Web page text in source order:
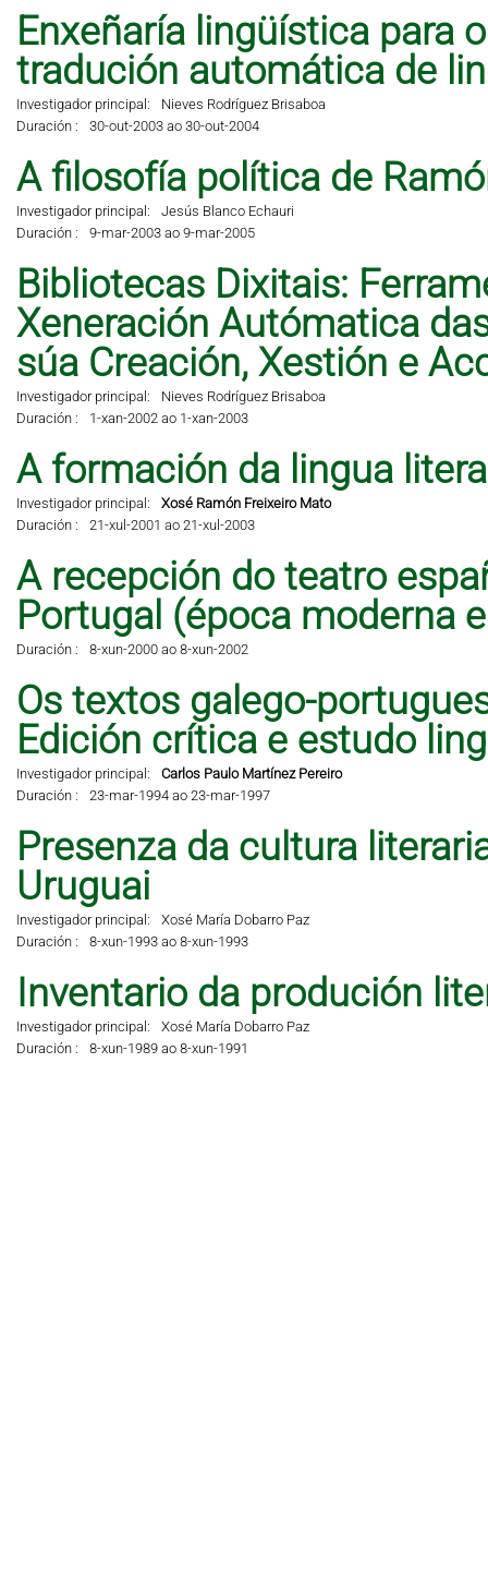
Enxeñaría lingüística para
tradución automática de
Investigador principal:
Nieves Rodríguez Brisaboa
Duración :
30-out-2003 ao 30-out-2004
A filosofía política de
Investigador principal:
Jesús Blanco Echauri
Duración :
9-mar-2003 ao 9-mar-2005
Bibliotecas Dixitais:
Xeneración Autómatica
súa Creación, Xestión e
Investigador principal:
Nieves Rodríguez Brisaboa
Duración :
1-xan-2002 ao 1-xan-2003
A formación da lingua
Investigador principal:
Xosé Ramón Freixeiro Mato
Duración :
21-xul-2001 ao 21-xul-2003
A recepción do teatro
Portugal (época moderna
Duración : 8-xun-2000 ao 8-xun-2002
Os textos galego-
Edición crítica e estudo
Investigador principal:
Carlos Paulo Martínez Pereiro
Duración :
23-mar-1994 ao 23-mar-1997
Presenza da cultura
Uruguai
Investigador principal:
Xosé María Dobarro Paz
Duración :
8-xun-1993 ao 8-xun-1993
Inventario da produción
Investigador principal:
Xosé María Dobarro Paz
Duración :
8-xun-1989 ao 8-xun-1991